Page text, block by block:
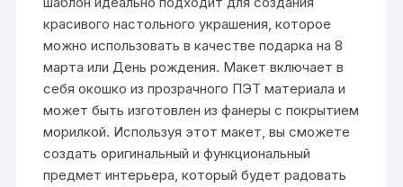
красивого настольного украшения, которое
можно использовать в качестве подарка на 8
марта или День рождения. Макет включает в
себя окошко из прозрачного ПЭТ материала и
может быть изготовлен из фанеры с покрытием
морилкой. Используя этот макет, вы сможете
создать оригинальный и функциональный
предмет интерьера, который будет радовать